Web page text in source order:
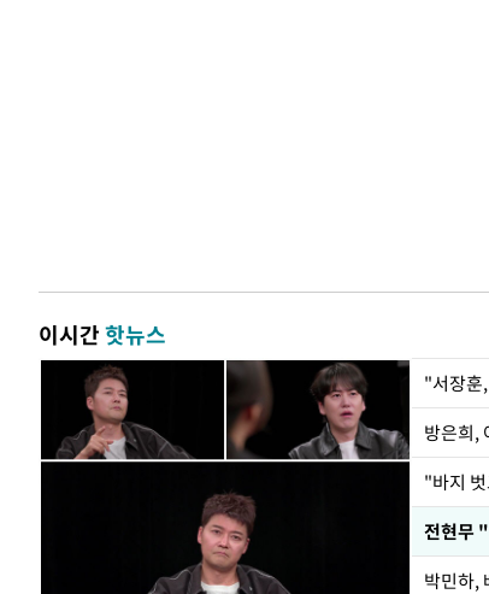
이시간핫뉴스
"서장훈
방은희,
"바지
박민하,